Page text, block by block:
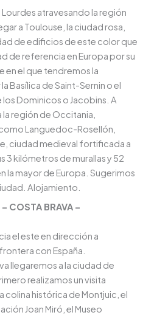
atravesando la región
a Toulouse, la ciudad rosa,
de edificios de este color que
de referencia en Europa por su
en el que tendremos la
Basílica de Saint-Sernin o el
Dominicos o Jacobins. A
región de Occitania,
Languedoc-Rosellón,
ciudad medieval fortificada a
3 kilómetros de murallas y 52
la mayor de Europa. Sugerimos
Alojamiento.
COSTA BRAVA –
el este en dirección a
con España.
llegaremos a la ciudad de
realizamos un visita
colina histórica de Montjuic, el
Joan Miró, el Museo